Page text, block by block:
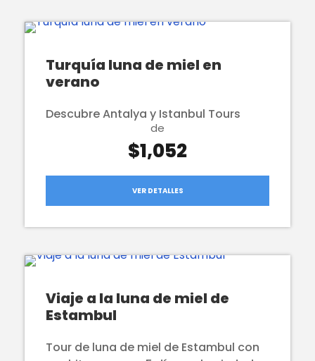
Turquía luna de miel en
verano
Descubre Antalya y Istanbul Tours
de
$1,052
VER DETALLES
Viaje a la luna de miel de
Estambul
Tour de luna de miel de Estambul con